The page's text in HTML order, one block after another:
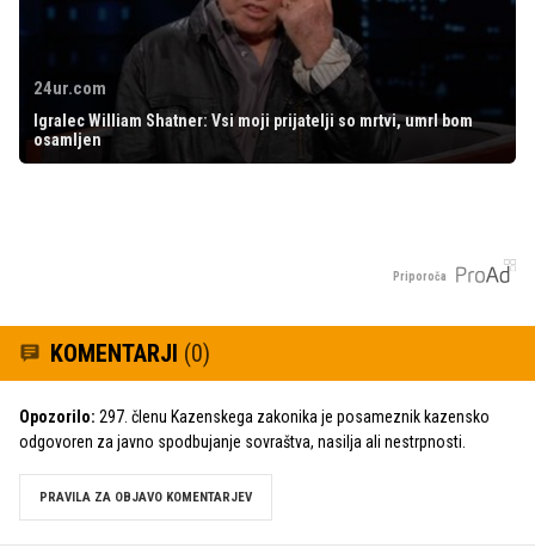
24ur.com
Igralec William Shatner: Vsi moji prijatelji so mrtvi, umrl bom
osamljen
Priporoča
KOMENTARJI (0)
Opozorilo: 297. členu Kazenskega zakonika je posameznik kazensko
odgovoren za javno spodbujanje sovraštva, nasilja ali nestrpnosti.
PRAVILA ZA OBJAVO KOMENTARJEV